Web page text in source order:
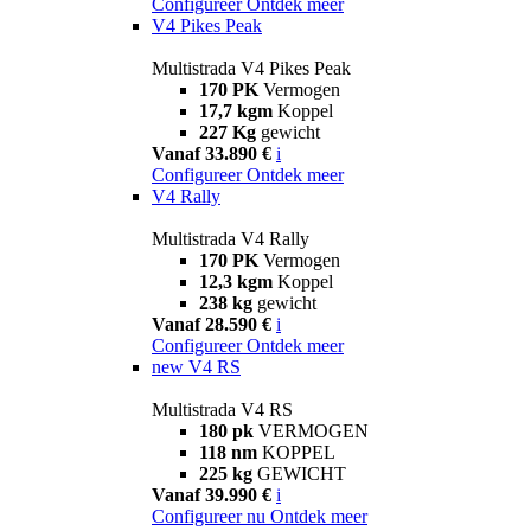
V4 Pikes Peak
Multistrada V4 Pikes Peak
170 PK Vermogen
17,7 kgm Koppel
227 Kg gewicht
Vanaf 33.890 € i
Configureer Ontdek meer
V4 Rally
Multistrada V4 Rally
170 PK Vermogen
12,3 kgm Koppel
238 kg gewicht
Vanaf 28.590 € i
Configureer Ontdek meer
new V4 RS
Multistrada V4 RS
180 pk VERMOGEN
118 nm KOPPEL
225 kg GEWICHT
Vanaf 39.990 € i
Configureer nu Ontdek meer